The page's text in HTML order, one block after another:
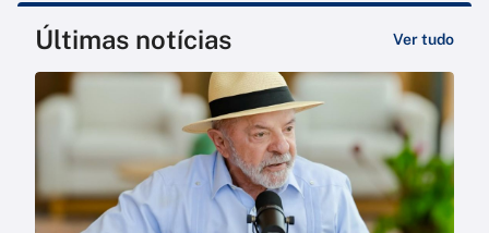
Últimas notícias Ver tudo